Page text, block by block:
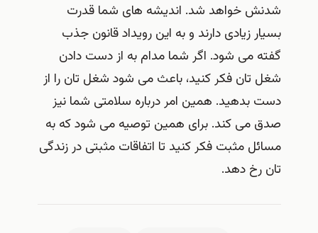
شدنش خواهد شد. اندیشه های شما قدرت
بسیار زیادی دارند و به این رویداد قانون جذب
گفته می شود. اگر شما مدام به از دست دادن
شغل تان فکر کنید، باعث می شود شغل تان را از
دست بدهید. همین امر درباره سلامتی شما نیز
صدق می کند. برای همین توصیه می شود که به
مسائل مثبت فکر کنید تا اتفاقات مثبتی در زندگی
تان رخ دهد.